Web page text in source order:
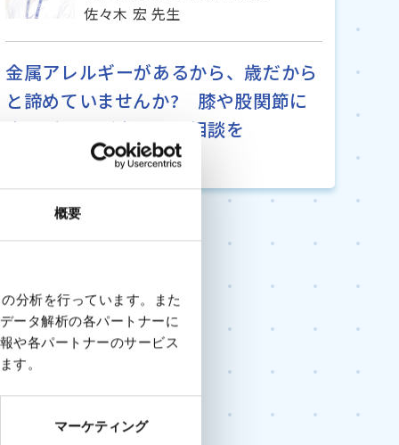
概要
分析を行っています。また
ータ解析の各パートナーに
や各パートナーのサービス
す。
マーケティング
佐々木 宏 先生
金属アレルギーがあるから、歳だから
と諦めていませんか? 膝や股関節に
痛みがあれば専門医に相談を